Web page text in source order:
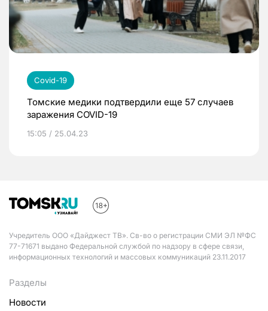
Covid-19
Томские медики подтвердили еще 57 случаев
заражения COVID-19
15:05 / 25.04.23
Учредитель ООО «Дайджест ТВ». Св-во о регистрации СМИ ЭЛ №ФС
77-71671 выдано Федеральной службой по надзору в сфере связи,
информационных технологий и массовых коммуникаций 23.11.2017
Разделы
Новости